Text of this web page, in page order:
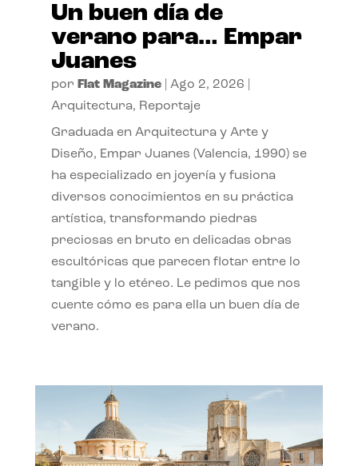
Un buen día de
verano para… Empar
Juanes
por Flat Magazine| Ago 2, 2026
Arquitectura, Reportaje
Graduada en Arquitectura y Arte y
Diseño, Empar Juanes (Valencia, 1990) se
ha especializado en joyería y fusiona
diversos conocimientos en su práctica
artística, transformando piedras
preciosas en bruto en delicadas obras
escultóricas que parecen flotar entre lo
tangible y lo etéreo. Le pedimos que nos
cuente cómo es para ella un buen día de
verano.